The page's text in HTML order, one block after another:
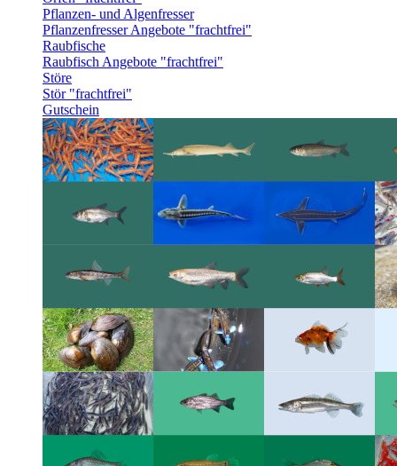
Pflanzen- und Algenfresser
Pflanzenfresser Angebote "frachtfrei"
Raubfische
Raubfisch Angebote "frachtfrei"
Störe
Stör "frachtfrei"
Gutschein